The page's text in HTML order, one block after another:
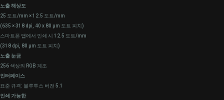
노출 해상도
25 도트/mm × 12.5 도트/mm
(635 × 318 dpi, 40 x 80 μm 도트 피치)
스마트폰 앱에서 인쇄 시 12.5 도트/mm
(318 dpi, 80 μm 도트 피치)
노출 눈금
256 색상의 RGB 계조
인터페이스
표준 규격: 블루투스 버전 5.1
인쇄 가능한